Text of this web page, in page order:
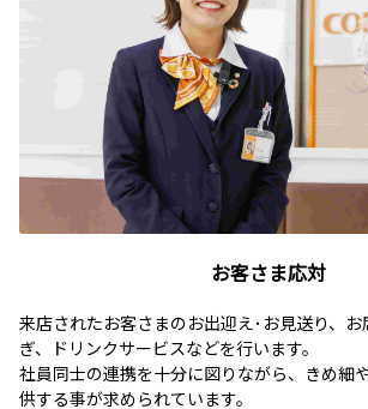
お客さま応対
来店されたお客さまのお出迎え･お見送り、
ぎ、ドリンクサービスなどを行います。
社員同士の連携を十分に図りながら、きめ細
供する事が求められています。